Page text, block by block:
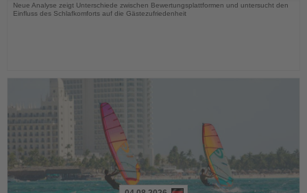
Neue Analyse zeigt Unterschiede zwischen Bewertungsplattformen und untersucht den
Einfluss des Schlafkomforts auf die Gästezufriedenheit